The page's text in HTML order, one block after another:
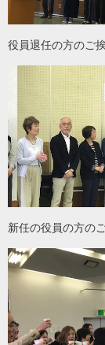
役員退任の方のご
新任の役員の方の